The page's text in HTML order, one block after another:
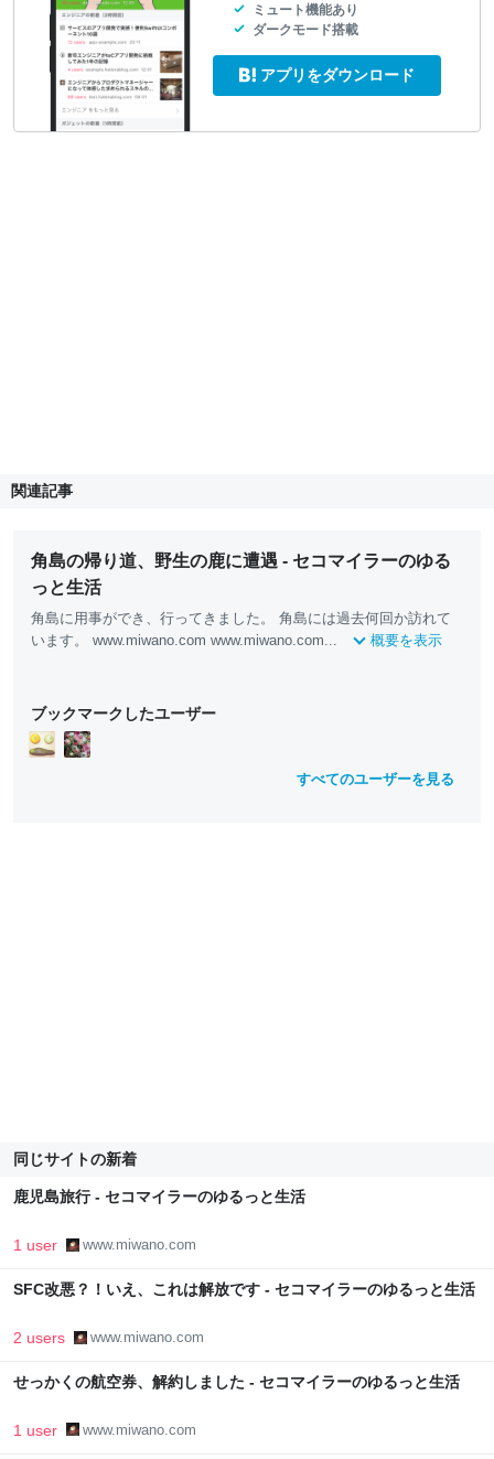
ミュート機能あり
ダークモード搭載
アプリをダウンロード
関連記事
角島の帰り道、野生の鹿に遭遇 - セコマイラーのゆる
っと生活
角島に用事ができ、行ってきました。 角島には過去何回か訪れて
います。 www.miwano.com www.miwano.com...
概要を表示
ブックマークしたユーザー
すべてのユーザーを見る
同じサイトの新着
鹿児島旅行 - セコマイラーのゆるっと生活
1 user www.miwano.com
SFC改悪？！いえ、これは解放です - セコマイラーのゆるっと生活
2 users www.miwano.com
せっかくの航空券、解約しました - セコマイラーのゆるっと生活
1 user www.miwano.com